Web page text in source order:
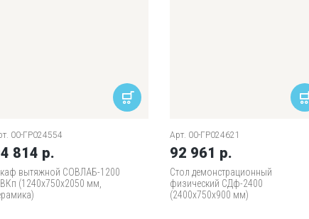
00-ГР024554
814 р.
вытяжной СОВЛАБ-1200
(1240х750х2050 мм,
Арт. 00-ГР024621
92 961 р.
Стол демонстрационный
физический СДф-2400
(2400x750x900 мм)